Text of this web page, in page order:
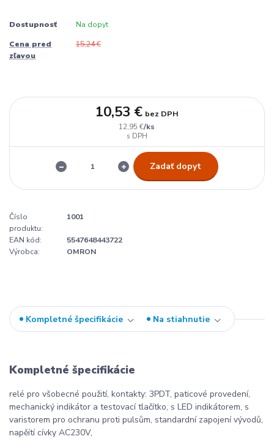
Dostupnosť Na dopyt
Cena pred
zľavou
15,24 €
12,95 €/ks
10,53 € bez DPH
Zadať dopyt
Číslo
produktu:
1001
EAN kód:
5547648443722
Výrobca:
OMRON
Kompletné špecifikácie Na stiahnutie
Kompletné špecifikácie
relé pro všobecné použití, kontakty: 3PDT, paticové provedení,
mechanický indikátor a testovací tlačítko, s LED indikátorem, s
varistorem pro ochranu proti pulsům, standardní zapojení vývodů,
napěítí cívky AC230V,